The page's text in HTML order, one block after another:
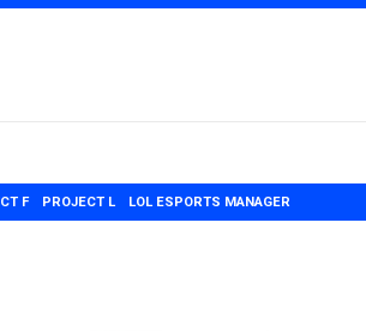
F PROJECT L LOL ESPORTS MANAGER